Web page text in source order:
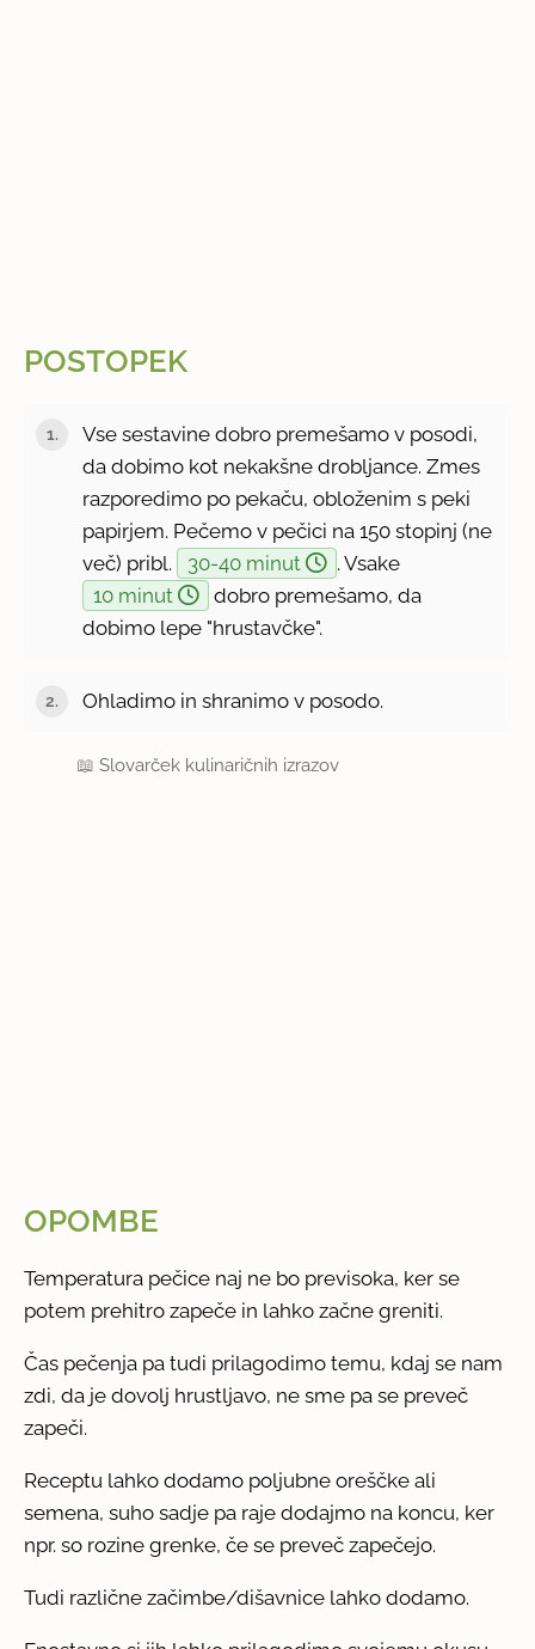
POSTOPEK
Vse sestavine dobro premešamo v posodi,
da dobimo kot nekakšne drobljance. Zmes
razporedimo po pekaču, obloženim s peki
papirjem. Pečemo v pečici na 150 stopinj (ne
več) pribl.
30-40 minut
. Vsake
10 minut
dobro premešamo, da
dobimo lepe "hrustavčke".
Ohladimo in shranimo v posodo.
📖Slovarček kulinaričnih izrazov
OPOMBE
Temperatura pečice naj ne bo previsoka, ker se
potem prehitro zapeče in lahko začne greniti.
Čas pečenja pa tudi prilagodimo temu, kdaj se nam
zdi, da je dovolj hrustljavo, ne sme pa se preveč
zapeči.
Receptu lahko dodamo poljubne oreščke ali
semena, suho sadje pa raje dodajmo na koncu, ker
npr. so rozine grenke, če se preveč zapečejo.
Tudi različne začimbe/dišavnice lahko dodamo.